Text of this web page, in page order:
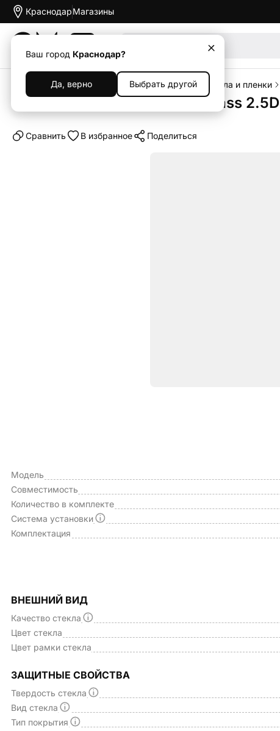
Краснодар
Ваш город Краснодар?
Да, верно Выбрать другой
Магазины
Каталог Аксессуары Защитные стекла и пленки
Защитное стекло Otao AR Glass
Cравнить В избранное Поделиться
Модель
Совместимость
Количество в комплекте
Система установки
Комплектация
ВНЕШНИЙ ВИД
Качество стекла
Цвет стекла
Цвет рамки стекла
ЗАЩИТНЫЕ СВОЙСТВА
Твердость стекла
Вид стекла
Тип покрытия